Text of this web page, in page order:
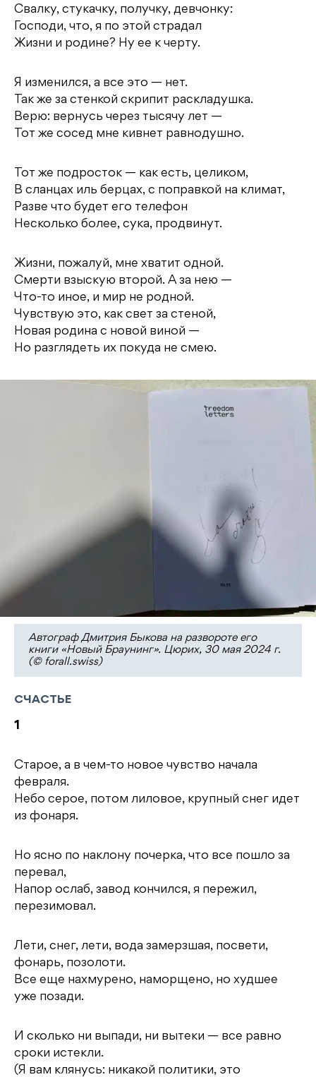
Свалку, стукачку, получку, девчонку:
Господи, что, я по этой страдал
Жизни и родине? Ну ее к черту.
Я изменился, а все это — нет.
Так же за стенкой скрипит раскладушка.
Верю: вернусь через тысячу лет —
Тот же сосед мне кивнет равнодушно.
Тот же подросток — как есть, целиком,
В сланцах иль берцах, с поправкой на климат,
Разве что будет его телефон
Несколько более, сука, продвинут.
Жизни, пожалуй, мне хватит одной.
Смерти взыскую второй. А за нею —
Что-то иное, и мир не родной.
Чувствую это, как свет за стеной,
Новая родина с новой виной —
Но разглядеть их покуда не смею.
Автограф Дмитрия Быкова на развороте его
книги «Новый Браунинг». Цюрих, 30 мая 2024 г.
(© forall.swiss)
СЧАСТЬЕ
1
Старое, а в чем-то новое чувство начала
февраля.
Небо серое, потом лиловое, крупный снег идет
из фонаря.
Но ясно по наклону почерка, что все пошло за
перевал,
Напор ослаб, завод кончился, я пережил,
перезимовал.
Лети, снег, лети, вода замерзшая, посвети,
фонарь, позолоти.
Все еще нахмурено, наморщено, но худшее
уже позади.
И сколько ни выпади, ни вытеки — все равно
сроки истекли.
(Я вам клянусь: никакой политики, это